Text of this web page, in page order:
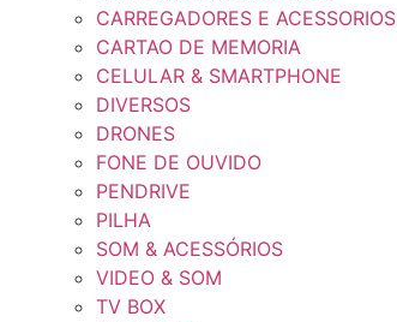
CARREGADORES E ACESSORIOS
CARTAO DE MEMORIA
CELULAR & SMARTPHONE
DIVERSOS
DRONES
FONE DE OUVIDO
PENDRIVE
PILHA
SOM & ACESSÓRIOS
VIDEO & SOM
TV BOX